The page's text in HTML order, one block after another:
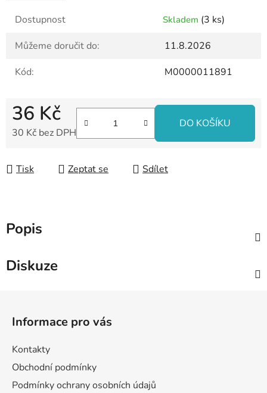
Dostupnost Skladem (3 ks)
Můžeme doručit do:
11.8.2026
Kód:
M0000011891
36 Kč
30 Kč bez DPH
DO KOŠÍKU
Tisk Zeptat se Sdílet
Popis
Diskuze
Informace pro vás
Kontakty
Obchodní podmínky
Podmínky ochrany osobních údajů